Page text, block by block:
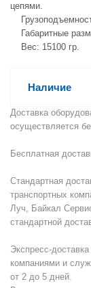
цепями.
Габаритные
Вес: 15100 гр.
Наличие
Доставка
осуществляется
Бесплатная
Стандартная
транспортных
Луч, Байкал
стандартной
Экспресс-
компаниями и
от 2 до 5 дней.